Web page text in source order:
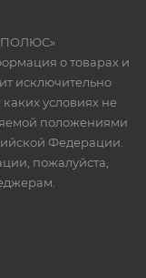
ПОЛЮС»
о товарах и
исключительно
условиях не
положениями
Федерации.
пожалуйста,